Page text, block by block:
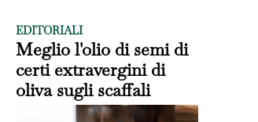
EDITORIALI
Meglio l'olio di semi di
certi extravergini di
oliva sugli scaffali